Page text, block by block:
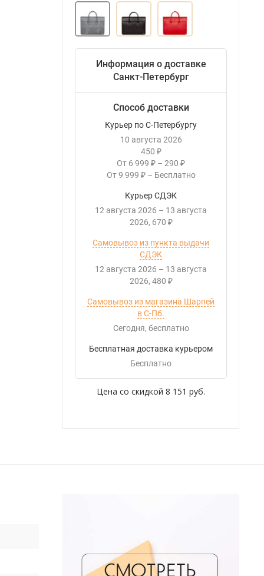
Информация о доставке
Санкт-Петербург
Способ доставки
Курьер по С-Петербургу
10 августа 2026
450 ₽
От 6 999 ₽ – 290 ₽
От 9 999 ₽ – Бесплатно
Курьер СДЭК
12 августа 2026 – 13 августа
2026 670 ₽
Самовывоз из пункта выдачи
СДЭК
12 августа 2026 – 13 августа
2026 480 ₽
Самовывоз из магазина Шарпей
в С-Пб.
Сегодня
Бесплатно
Бесплатная доставка курьером
Бесплатно
Цена со скидкой 8 151 руб.